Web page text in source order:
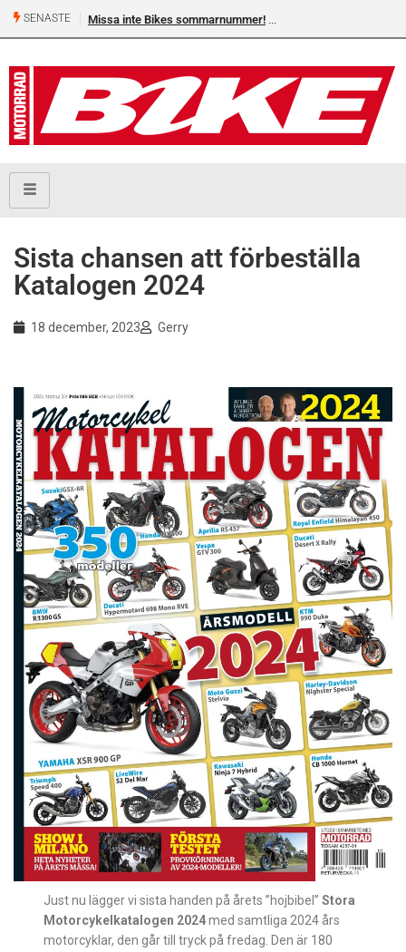
SENASTE Missa inte Bikes sommarnummer!
Sista chansen att förbeställa
Katalogen 2024
18 december, 2023 Gerry
Just nu lägger vi sista handen på årets ”hojbibel”Stora
Motorcykelkatalogen 2024med samtliga 2024 års
motorcyklar, den går till tryck på fredag. Den är 180